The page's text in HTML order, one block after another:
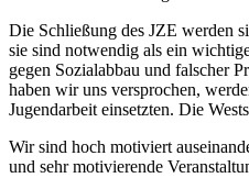
Die Schließung des JZE werden
sie sind notwendig als ein
gegen Sozialabbau und falscher
haben wir uns versprochen,
Jugendarbeit einsetzten. Die
Wir sind hoch motiviert
und sehr motivierende